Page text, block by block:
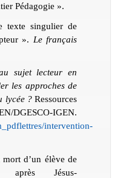
Pédagogie ».
texte singulier de
». Le français
sujet lecteur en
les approches de
lycée ?Ressources
DGESCO-IGEN.
intervention-
d’un élève de
Jésus-